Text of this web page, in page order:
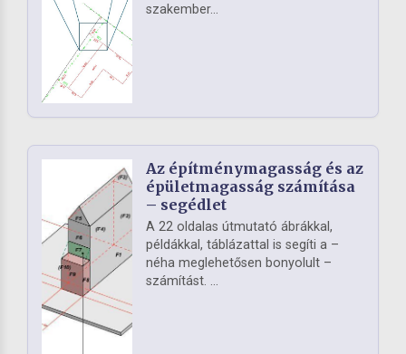
szakember...
Az építménymagasság és az
épületmagasság számítása
– segédlet
A 22 oldalas útmutató ábrákkal,
példákkal, táblázattal is segíti a –
néha meglehetősen bonyolult –
számítást. ...